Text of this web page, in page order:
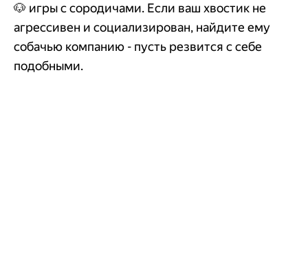
🐶 игры с сородичами. Если ваш хвостик не
агрессивен и социализирован, найдите ему
собачью компанию - пусть резвится с себе
подобными.